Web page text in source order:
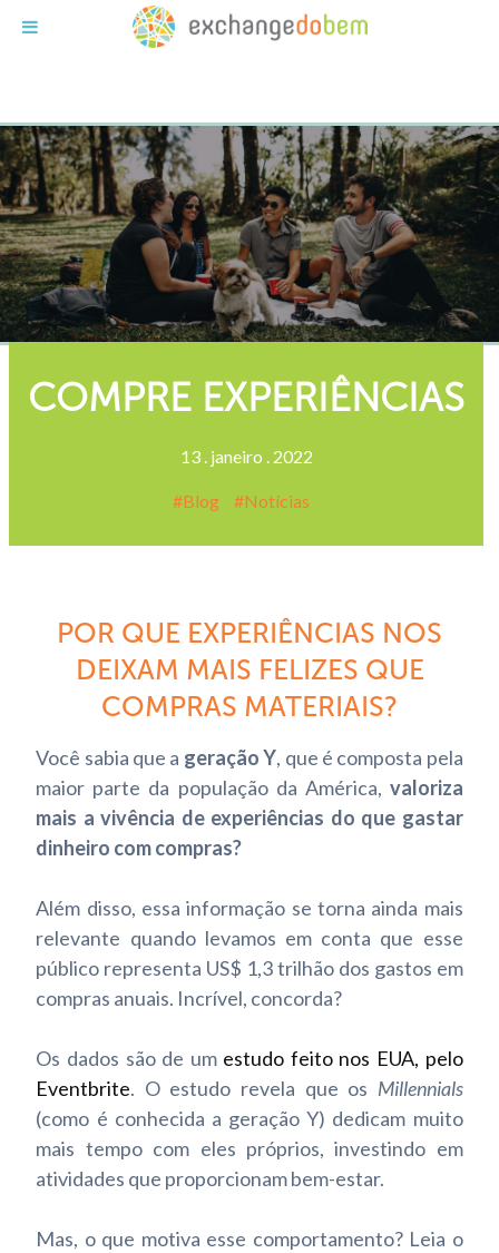
COMPRE EXPERIÊNCIAS
13 . janeiro . 2022
Blog Notícias
POR QUE EXPERIÊNCIAS NOS
DEIXAM MAIS FELIZES QUE
COMPRAS MATERIAIS?
Você sabia que a geração Y, que é composta pela
maior parte da população da América, valoriza
mais a vivência de experiências do que gastar
dinheiro com compras?
Além disso, essa informação se torna ainda mais
relevante quando levamos em conta que esse
público representa US$ 1,3 trilhão dos gastos em
compras anuais. Incrível, concorda?
Os dados são de um estudo feito nos EUA, pelo
Eventbrite. O estudo revela que os Millennials
(como é conhecida a geração Y) dedicam muito
mais tempo com eles próprios, investindo em
atividades que proporcionam bem-estar.
Mas, o que motiva esse comportamento? Leia o
Exchange do Bem